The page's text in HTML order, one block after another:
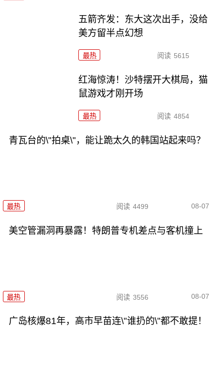
五箭齐发：东大这次出手，没给
美方留半点幻想
最热 阅读 5615
红海惊涛！沙特摆开大棋局，猫
鼠游戏才刚开场
最热 阅读 4854
青瓦台的\"拍桌\"，能让跪太久的韩国站起来吗？
最热 阅读 4499 08-07
美空管漏洞再暴露！特朗普专机差点与客机撞上
最热 阅读 3556 08-07
广岛核爆81年，高市早苗连\"谁扔的\"都不敢提！